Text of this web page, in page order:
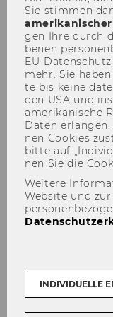
Sie stim­men
gen Ihre durch
be­nen
EU-​
mehr. Sie
te bis keine
den USA und
amerikanische
Daten
nen Coo­kies
bitte auf
nen Sie die
Weitere
Website und
INDIVIDUELLE